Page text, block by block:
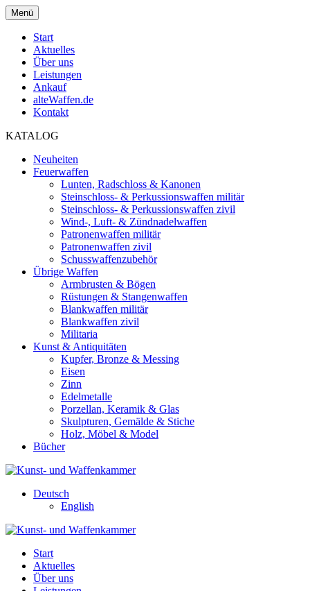
Menü
Start
Aktuelles
Über uns
Leistungen
Ankauf
alteWaffen.de
Kontakt
KATALOG
Neuheiten
Feuerwaffen
Lunten, Radschloss & Kanonen
Steinschloss- & Perkussionswaffen militär
Steinschloss- & Perkussionswaffen zivil
Wind-, Luft- & Zündnadelwaffen
Patronenwaffen militär
Patronenwaffen zivil
Schusswaffenzubehör
Übrige Waffen
Armbrusten & Bögen
Rüstungen & Stangenwaffen
Blankwaffen militär
Blankwaffen zivil
Militaria
Kunst & Antiquitäten
Kupfer, Bronze & Messing
Eisen
Zinn
Edelmetalle
Porzellan, Keramik & Glas
Skulpturen, Gemälde & Stiche
Holz, Möbel & Model
Bücher
Deutsch
English
Start
Aktuelles
Über uns